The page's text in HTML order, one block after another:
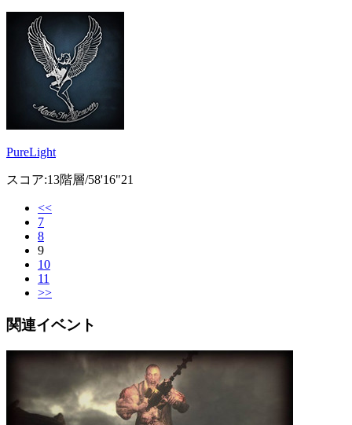
PureLight
スコア:13階層/58'16"21
<<
7
8
9
10
11
>>
関連イベント